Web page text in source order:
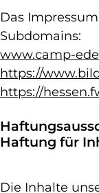
Das
Subdomains:
www.camp-
https://
https://
Haftung für
Die Inhalte